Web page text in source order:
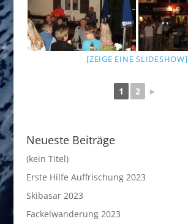
[ZEIGE EINE SLIDESHOW]
1 2 ►
Neueste Beiträge
(kein Titel)
Erste Hilfe Auffrischung 2023
Skibasar 2023
Fackelwanderung 2023